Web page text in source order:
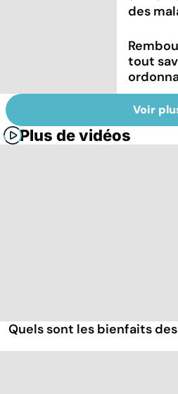
des
tout
Voir
Plus de vidéos
Quels sont les bienfaits